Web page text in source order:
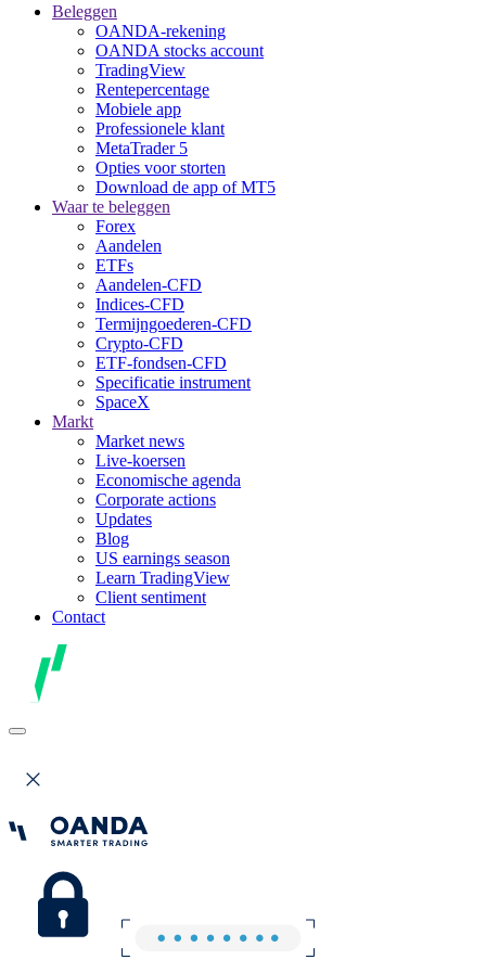
Beleggen
OANDA-rekening
OANDA stocks account
TradingView
Rentepercentage
Mobiele app
Professionele klant
MetaTrader 5
Opties voor storten
Download de app of MT5
Waar te beleggen
Forex
Aandelen
ETFs
Aandelen-CFD
Indices-CFD
Termijngoederen-CFD
Crypto-CFD
ETF-fondsen-CFD
Specificatie instrument
SpaceX
Markt
Market news
Live-koersen
Economische agenda
Corporate actions
Updates
Blog
US earnings season
Learn TradingView
Client sentiment
Contact